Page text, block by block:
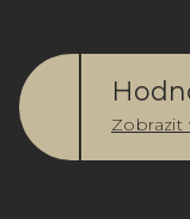
Zobrazit